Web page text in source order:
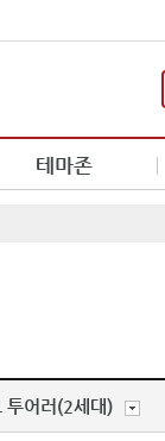
테마존
투어러(2세대)